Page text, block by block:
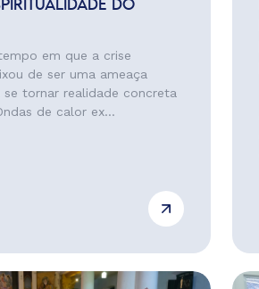
DO
em que a crise
de ser uma ameaça
se tornar realidade concreta
de calor ex...